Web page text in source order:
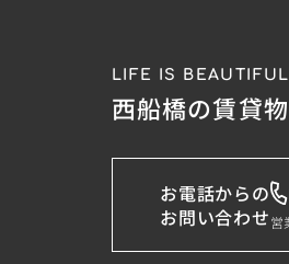
LIFE IS BEAUTIFUL
西船橋の賃貸
お電話からの
お問い合わせ営